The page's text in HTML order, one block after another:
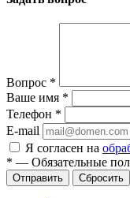
Вопрос *
Ваше имя *
Телефон *
E-mail
Я согласен на
* — Обязательные
Отправить Сбросить